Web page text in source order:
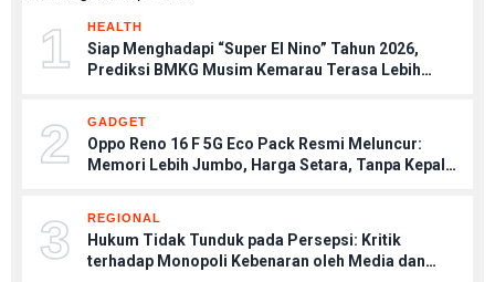
1 HEALTH
Siap Menghadapi “Super El Nino” Tahun 2026,
Prediksi BMKG Musim Kemarau Terasa Lebih
2 GADGET
Oppo Reno 16 F 5G Eco Pack Resmi Meluncur:
Memori Lebih Jumbo, Harga Setara, Tanpa Kepala
3 REGIONAL
Hukum Tidak Tunduk pada Persepsi: Kritik
terhadap Monopoli Kebenaran oleh Media dan